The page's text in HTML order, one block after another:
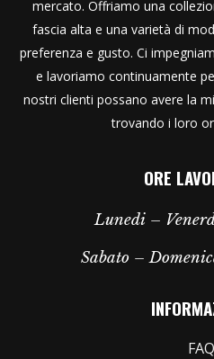
mercato. Offriamo una
fascia alta e una varietà di
preferenza e gusto. Ci
e lavoriamo continuamente
nostri clienti possano avere la
trovando i loro
ORE
Lunedi –
Sabato –
FAQ